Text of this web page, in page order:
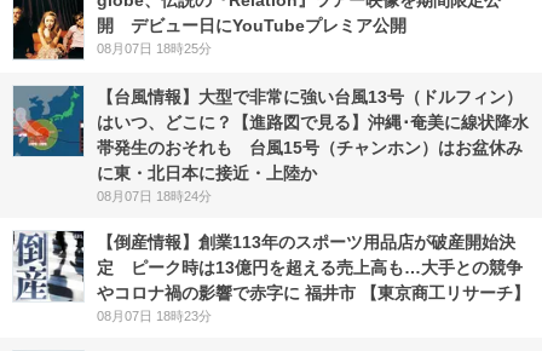
開 デビュー日にYouTubeプレミア公開
08月07日 18時25分
【台風情報】大型で非常に強い台風13号（ドルフィン）
はいつ、どこに？【進路図で見る】沖縄･奄美に線状降水
帯発生のおそれも 台風15号（チャンホン）はお盆休み
に東・北日本に接近・上陸か
08月07日 18時24分
【倒産情報】創業113年のスポーツ用品店が破産開始決
定 ピーク時は13億円を超える売上高も…大手との競争
やコロナ禍の影響で赤字に 福井市 【東京商工リサーチ】
08月07日 18時23分